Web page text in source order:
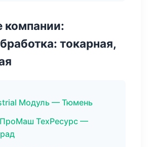
токарная,
Модуль — Тюмень
ТехРесурс —